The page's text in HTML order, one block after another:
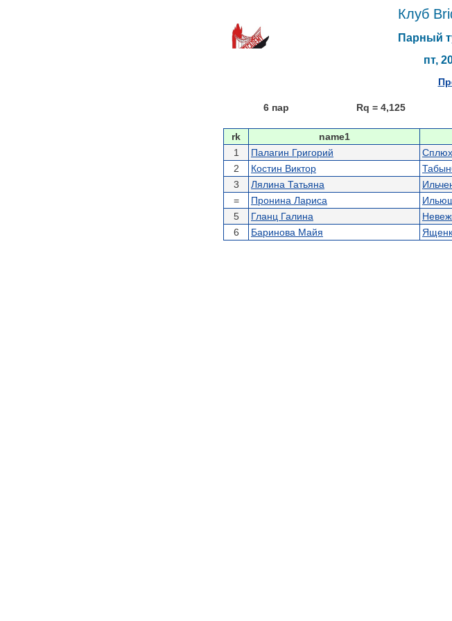
Клуб
Парный
пт,
6 пар Rq = 4,125
rk name1
1
Палагин Григорий
2
Костин Виктор
3
Лялина Татьяна
=
Пронина Лариса
5
Гланц Галина
6
Баринова Майя